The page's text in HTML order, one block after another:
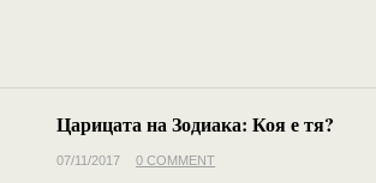
Царицата на Зодиака: Коя е тя?
07/11/2017 0 COMMENT